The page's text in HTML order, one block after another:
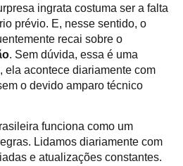
ingrata costuma ser a falta
prévio. E, nesse sentido, o
recai sobre o
. Sem dúvida, essa é uma
ela acontece diariamente com
o devido amparo técnico
funciona como um
Lidamos diariamente com
e atualizações constantes.